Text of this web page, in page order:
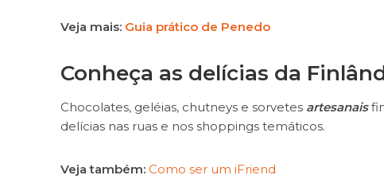
Veja mais: Guia prático de Penedo
Conheça as delícias da
Chocolates, geléias, chutneys e sorvetes artesanais
delícias nas ruas e nos shoppings temáticos.
Veja também: Como ser um iFriend